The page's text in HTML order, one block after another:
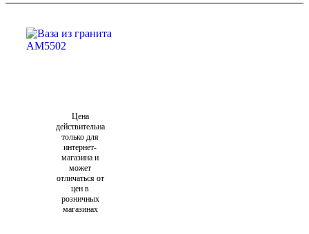
Цена
действительна
только для
интернет-
магазина и
может
отличаться от
цен в
розничных
магазинах